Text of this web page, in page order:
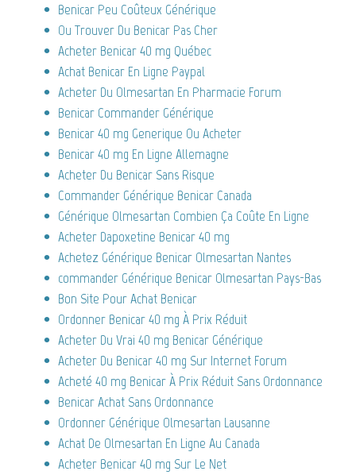
Benicar Peu Coûteux Générique
Ou Trouver Du Benicar Pas Cher
Acheter Benicar 40 mg Québec
Achat Benicar En Ligne Paypal
Acheter Du Olmesartan En Pharmacie Forum
Benicar Commander Générique
Benicar 40 mg Generique Ou Acheter
Benicar 40 mg En Ligne Allemagne
Acheter Du Benicar Sans Risque
Commander Générique Benicar Canada
Générique Olmesartan Combien Ça Coûte En Ligne
Acheter Dapoxetine Benicar 40 mg
Achetez Générique Benicar Olmesartan Nantes
commander Générique Benicar Olmesartan Pays-Bas
Bon Site Pour Achat Benicar
Ordonner Benicar 40 mg À Prix Réduit
Acheter Du Vrai 40 mg Benicar Générique
Acheter Du Benicar 40 mg Sur Internet Forum
Acheté 40 mg Benicar À Prix Réduit Sans Ordonnance
Benicar Achat Sans Ordonnance
Ordonner Générique Olmesartan Lausanne
Achat De Olmesartan En Ligne Au Canada
Acheter Benicar 40 mg Sur Le Net